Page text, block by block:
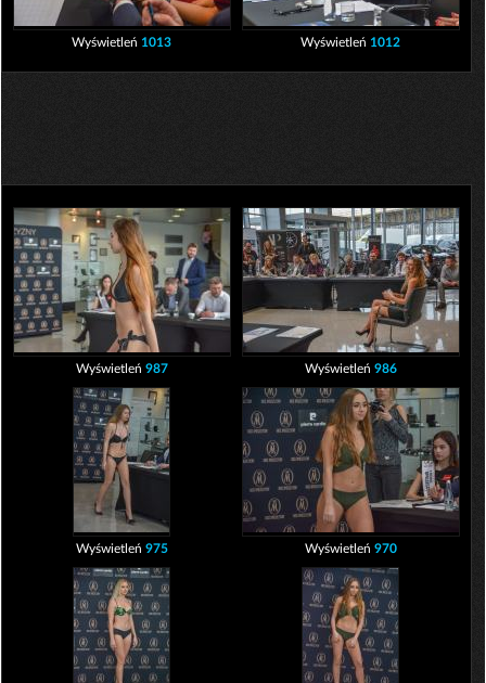
Wyświetleń 1013 Wyświetleń 1012
Wyświetleń 987 Wyświetleń 986
Wyświetleń 975 Wyświetleń 970